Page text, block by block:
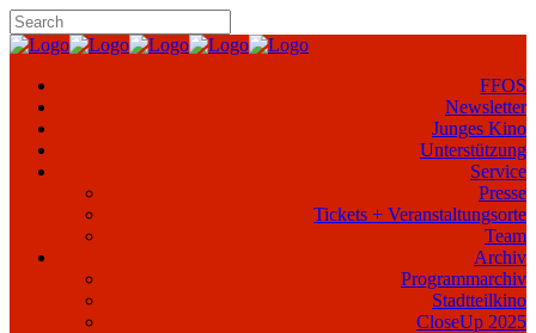
FFOS
Newsletter
Junges Kino
Unterstützung
Service
Presse
Tickets + Veranstaltungsorte
Team
Archiv
Programmarchiv
Stadtteilkino
CloseUp 2025